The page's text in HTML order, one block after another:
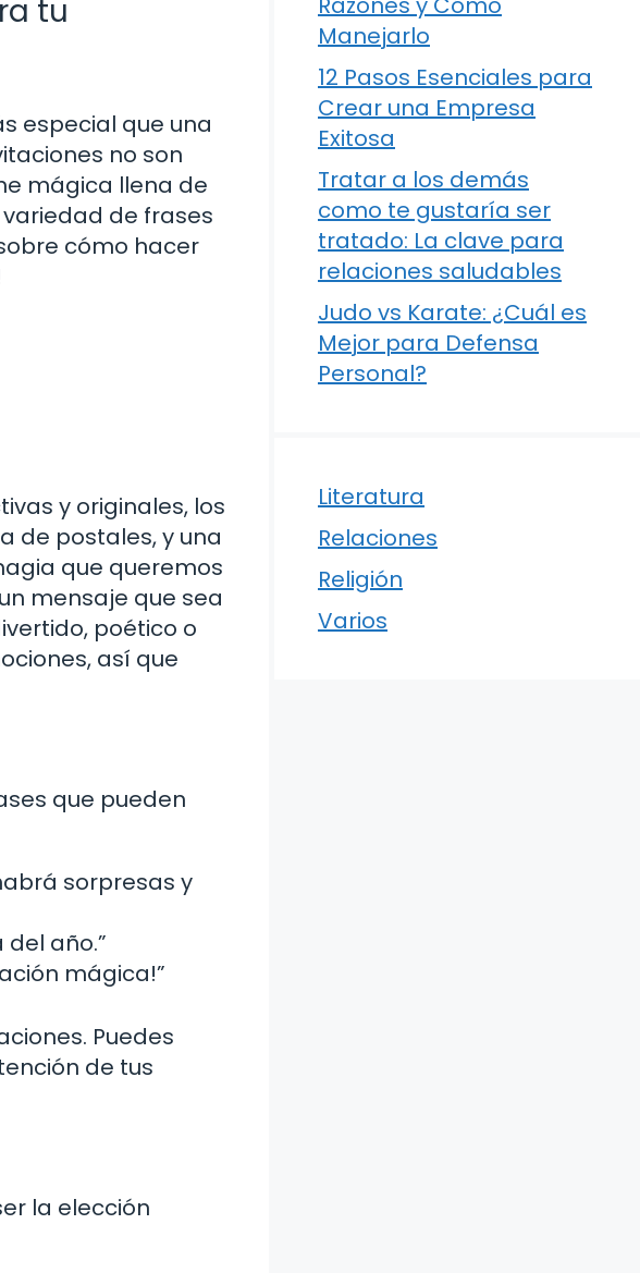
tu
especial que una
no son
mágica llena de
de frases
cómo hacer
y originales, los
de postales, y una
que queremos
mensaje que sea
poético o
así que
que pueden
sorpresas y
año.”
mágica!”
Puedes
de tus
la elección
Manejarlo
12 Pasos Esenciales para
Crear una Empresa
Exitosa
Tratar a los demás
como te gustaría ser
tratado: La clave para
relaciones saludables
Judo vs Karate: ¿Cuál es
Mejor para Defensa
Personal?
Literatura
Relaciones
Religión
Varios